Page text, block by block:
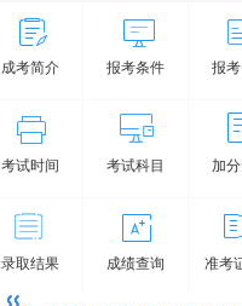
成考简介 报考条件 报
考试时间 考试科目 加
录取结果 成绩查询 准考